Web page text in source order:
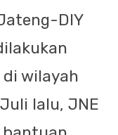
DIY
wilayah
lalu, JNE